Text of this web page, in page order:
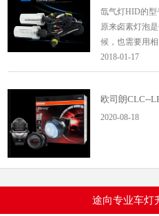
氙气灯HID的
原来卤素灯泡
候，也需要用相
欧司朗CLC--
至尊套餐1（来
途向专业车灯